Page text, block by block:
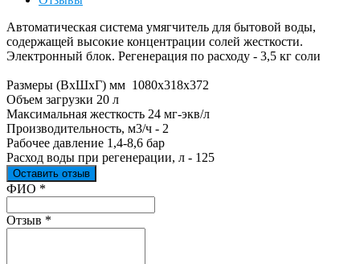
Автоматическая система умягчитель для бытовой воды,
содержащей высокие концентрации солей жесткости.
Электронный блок. Регенерация по расходу - 3,5 кг соли
Размеры (ВхШхГ) мм 1080х318х372
Объем загрузки 20 л
Максимальная жесткость 24 мг-экв/л
Производительность, м3/ч - 2
Рабочее давление 1,4-8,6 бар
Расход воды при регенерации, л - 125
Оставить отзыв
Ваш отзыв был отправлен!
ФИО *
Отзыв *